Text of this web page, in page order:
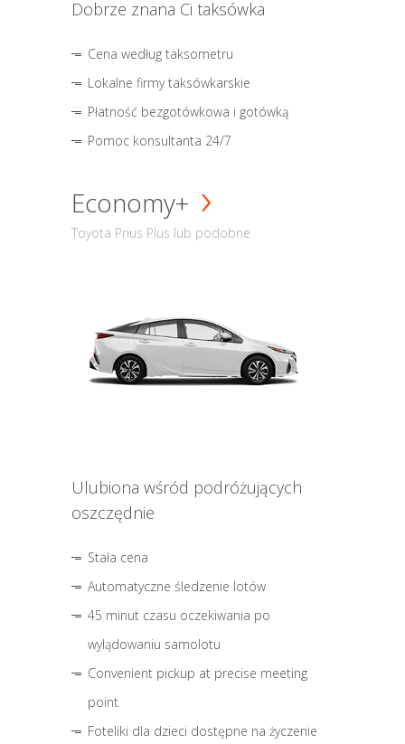
Dobrze znana Ci taksówka
Cena według taksometru
Lokalne firmy taksówkarskie
Płatność bezgotówkowa i gotówką
Pomoc konsultanta 24/7
Economy+
Toyota Prius Plus lub podobne
Ulubiona wśród podróżujących
oszczędnie
Stała cena
Automatyczne śledzenie lotów
45 minut czasu oczekiwania po
wylądowaniu samolotu
Convenient pickup at precise meeting
point
Foteliki dla dzieci dostępne na życzenie